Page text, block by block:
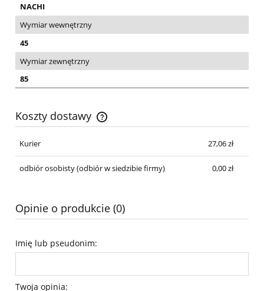
NACHI
Wymiar wewnętrzny
45
Wymiar zewnętrzny
85
Koszty dostawy
Cena nie zawiera ewentualnych kosztów płatności
Kurier
27,06 zł
odbiór osobisty(odbiór w siedzibie firmy) 0,00 zł
Opinie o produkcie (0)
Imię lub pseudonim:
Twoja opinia: